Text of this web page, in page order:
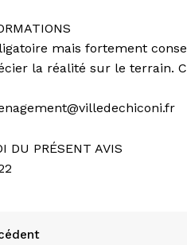
mais fortement
la réalité sur le terrain.
DU PRÉSENT AVIS